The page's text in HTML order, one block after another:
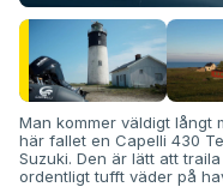
Man kommer väldigt långt
här fallet en Capelli 430
Suzuki. Den är lätt att
ordentligt tufft väder på